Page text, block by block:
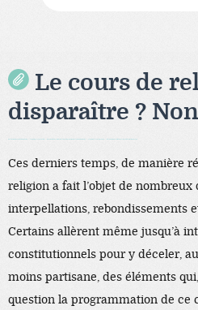
Le cours de
disparaître ?
Ces derniers temps, de manière
religion a fait l’objet de nombreux
interpellations, rebondissements
Certains allèrent même jusqu’à
constitutionnels pour y déceler,
moins partisane, des éléments
question la programmation de ce